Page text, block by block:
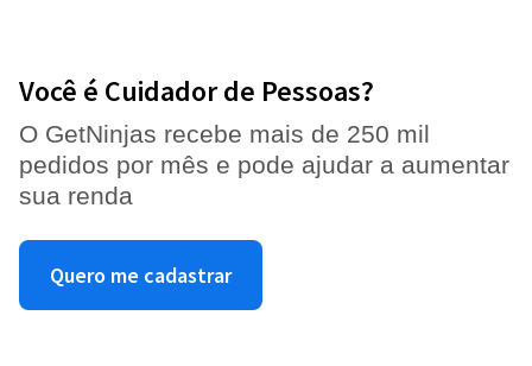
Você é Cuidador de Pessoas?
O GetNinjas recebe mais de 250 mil
pedidos por mês e pode ajudar a aumentar
sua renda
Quero me cadastrar